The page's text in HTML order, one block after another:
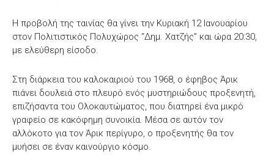
Η προβολή της ταινίας θα γίνει την Κυριακή 12 Ιανουαρίου
στον Πολιτιστικός Πολυχώρος “Δημ. Χατζής” και ώρα 20:30,
με ελεύθερη είσοδο.
Στη διάρκεια του καλοκαιριού του 1968, ο έφηβος Άρικ
πιάνει δουλειά στο πλευρό ενός μυστηριώδους προξενητή,
επιζήσαντα του Ολοκαυτώματος, που διατηρεί ένα μικρό
γραφείο σε κακόφημη συνοικία. Μέσα σε αυτόν τον
αλλόκοτο για τον Άρικ περίγυρο, ο προξενητής θα τον
μυήσει σε έναν καινούργιο κόσμο.